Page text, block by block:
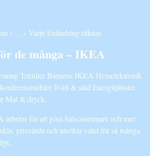
› … › Varje förändring räknas
de många – IKEA
Textilier Barnens IKEA Hemelektronik
Tvätt & städ Energitjänster
Mat & dryck.
arbetar för att göra hälsosammare och mer
prisvärda och utsökta valet för så många